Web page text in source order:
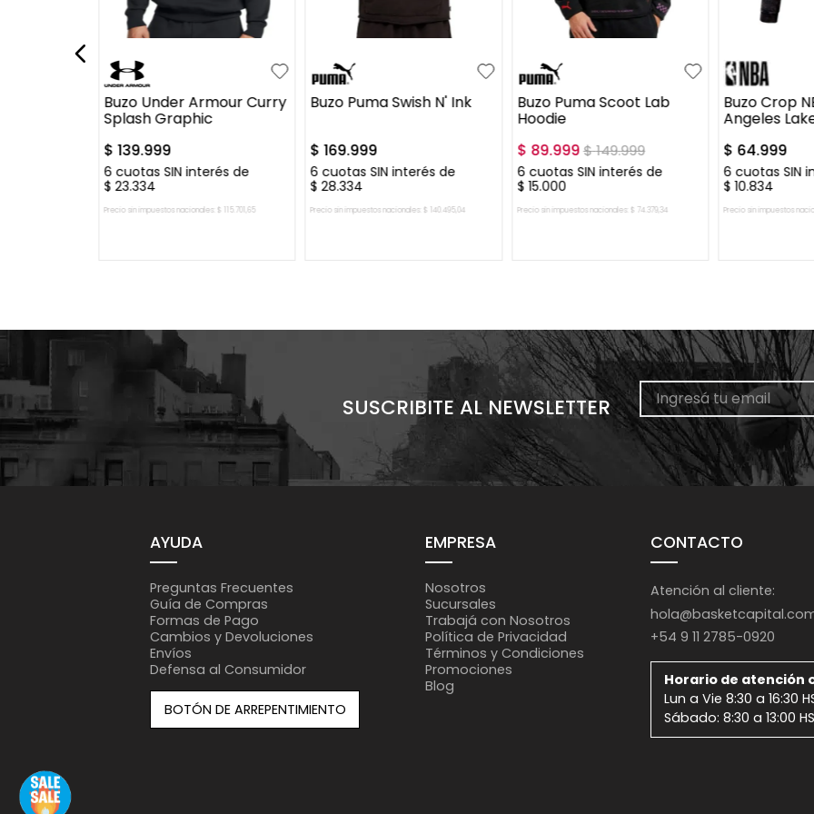
Buzo Under Armour Curry
Splash Graphic
$ 139.999
6cuotas SIN interés de
$ 23.334
Precio sin impuestos nacionales: $ 115. 701 65
M
Buzo Puma Swish N' Ink
$ 169.999
6 cuotas SIN interés de
$ 28.334
Precio sin impuestos nacionales: $ 140 495,04
M
Buzo Puma Scoot Lab
Hoodie
$ 89.999$149.999
6 cuotas SIN interés de
$ 15.000
Precio sin impuestos nacionales: $ 74 379,34
Buzo Crop
Angeles
$ 64.999
6 cuotas SIN
$ 10.834
Precio sin impuestos
SUSCRIBITE AL NEWSLETTER
AYUDA
Preguntas Frecuentes
Guía de Compras
Formas de Pago
Cambios y Devoluciones
Envíos
Defensa al Consumidor
BOTÓN DE ARREPENTIMIENTO
EMPRESA
Nosotros
Sucursales
Trabajá con Nosotros
Política de Privacidad
Términos y Condiciones
Promociones
Blog
CONTACTO
Atención al cliente:
+54 9 11 2785-0920
Horario de atención
Lun a Vie 8:30 a 16:30
Sábado: 8:30 a 13:00 HS